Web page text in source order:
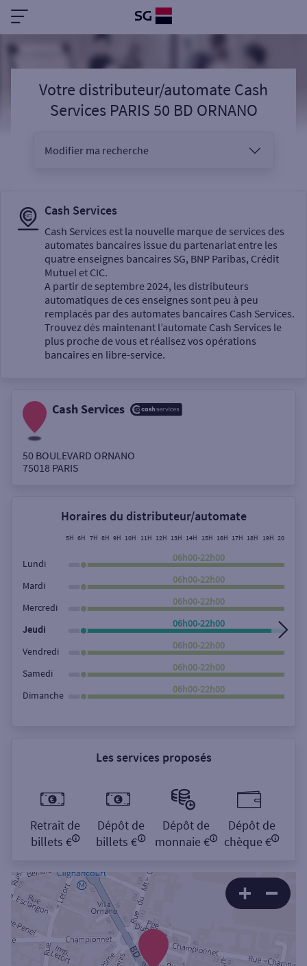
Votre distributeur/automate Cash
Services PARIS 50 BD ORNANO
Modifier ma recherche
Sélectionnez votre recherche
Un service
Autour de moi
Rue
Rechercher
Cash Services
Cash Services est la nouvelle marque de services des
automates bancaires issue du partenariat entre les
quatre enseignes bancaires SG, BNP Paribas, Crédit
Mutuel et CIC.
A partir de septembre 2024, les distributeurs
automatiques de ces enseignes sont peu à peu
remplacés par des automates bancaires Cash Services.
Trouvez dès maintenant l’automate Cash Services le
plus proche de vous et réalisez vos opérations
bancaires en libre-service.
Cash Services
50 BOULEVARD ORNANO
75018 PARIS
Horaires du distributeur/automate
5H 6H 7H 8H 9H 10H 11H 12H 13H 14H 15H 16H 17H 18H 19H 20H
Lundi
06h00-22h00
Mardi
06h00-22h00
Mercredi
06h00-22h00
Jeudi
06h00-22h00
Vendredi
06h00-22h00
Samedi
06h00-22h00
Dimanche
06h00-22h00
Les services proposés
Retrait de
billets €
Dépôt de
billets €
Dépôt de
monnaie €
Dépôt de
chèque €